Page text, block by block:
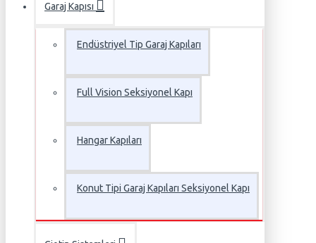
Garaj Kapısı
Endüstriyel Tip Garaj Kapıları
Full Vision Seksiyonel Kapı
Hangar Kapıları
Konut Tipi Garaj Kapıları Seksiyonel Kapı